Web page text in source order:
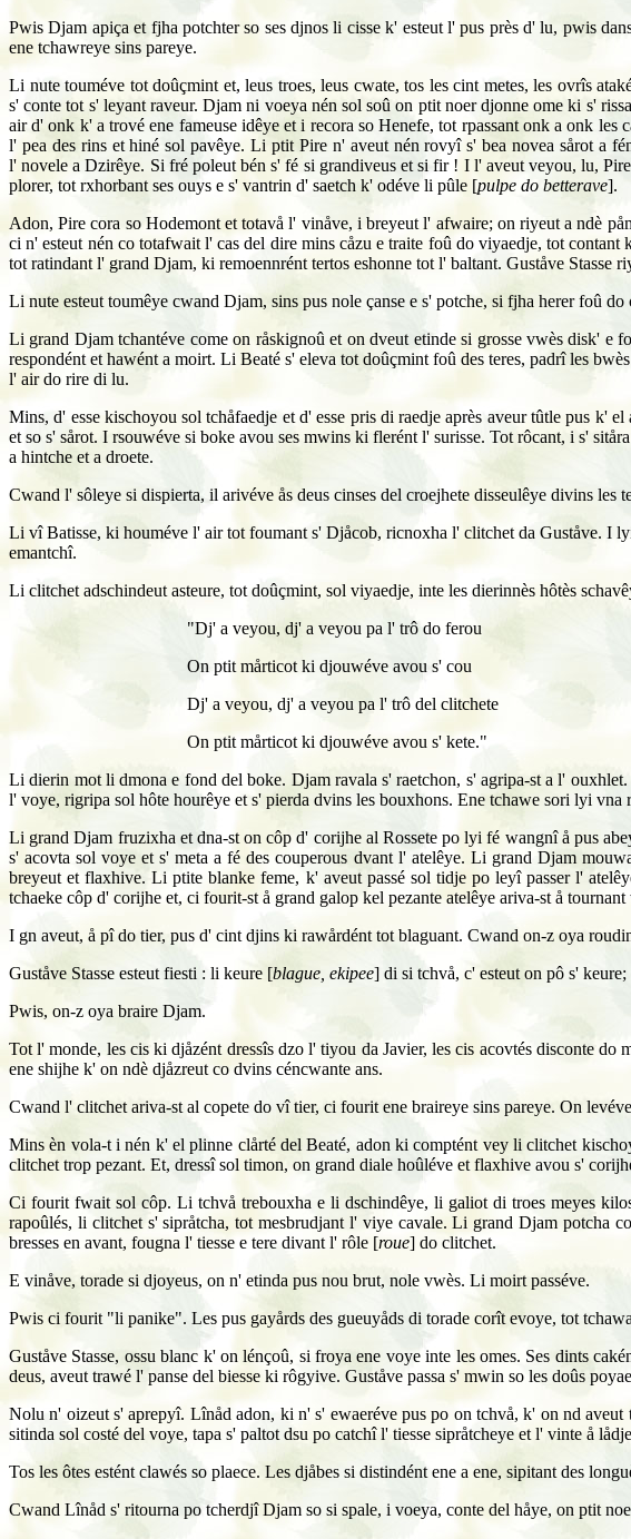
Pwis Djam apiça et fjha potchter so ses djnos li cisse k' esteut l' pus près d' lu, pwis
ene tchawreye sins pareye.
Li nute touméve tot doûçmint et, leus troes, leus cwate, tos les cint metes, les ovrîs
s' conte tot s' leyant raveur. Djam ni voeya nén sol soû on ptit noer djonne ome ki s'
air d' onk k' a trové ene fameuse idêye et i recora so Henefe, tot rpassant onk a onk
l' pea des rins et hiné sol pavêye. Li ptit Pire n' aveut nén rovyî s' bea novea sårot a
l' novele a Dzirêye. Si fré poleut bén s' fé si grandiveus et si fir ! I l' aveut veyou, lu,
plorer, tot rxhorbant ses ouys e s' vantrin d' saetch k' odéve li pûle [pulpe do betterave].
Adon, Pire cora so Hodemont et totavå l' vinåve, i breyeut l' afwaire; on riyeut a ndè
ci n' esteut nén co totafwait l' cas del dire mins cåzu e traite foû do viyaedje, tot
tot ratindant l' grand Djam, ki remoennrént tertos eshonne tot l' baltant. Guståve Stasse
Li nute esteut toumêye cwand Djam, sins pus nole çanse e s' potche, si fjha herer foû
Li grand Djam tchantéve come on råskignoû et on dveut etinde si grosse vwès disk' e
respondént et hawént a moirt. Li Beaté s' eleva tot doûçmint foû des teres, padrî les
l' air do rire di lu.
Mins, d' esse kischoyou sol tchåfaedje et d' esse pris di raedje après aveur tûtle pus k'
et so s' sårot. I rsouwéve si boke avou ses mwins ki flerént l' surisse. Tot rôcant, i s'
a hintche et a droete.
Cwand l' sôleye si dispierta, il arivéve ås deus cinses del croejhete disseulêye divins les
Li vî Batisse, ki houméve l' air tot foumant s' Djåcob, ricnoxha l' clitchet da Guståve. I
emantchî.
Li clitchet adschindeut asteure, tot doûçmint, sol viyaedje, inte les dierinnès hôtès
"Dj' a veyou, dj' a veyou pa l' trô do ferou
On ptit mårticot ki djouwéve avou s' cou
Dj' a veyou, dj' a veyou pa l' trô del clitchete
On ptit mårticot ki djouwéve avou s' kete."
Li dierin mot li dmona e fond del boke. Djam ravala s' raetchon, s' agripa-st a l'
l' voye, rigripa sol hôte hourêye et s' pierda dvins les bouxhons. Ene tchawe sori lyi
Li grand Djam fruzixha et dna-st on côp d' corijhe al Rossete po lyi fé wangnî å pus
s' acovta sol voye et s' meta a fé des couperous dvant l' atelêye. Li grand Djam
breyeut et flaxhive. Li ptite blanke feme, k' aveut passé sol tidje po leyî passer l'
tchaeke côp d' corijhe et, ci fourit-st å grand galop kel pezante atelêye ariva-st å
I gn aveut, å pî do tier, pus d' cint djins ki rawårdént tot blaguant. Cwand on-z oya
Guståve Stasse esteut fiesti : li keure [blague, ekipee] di si tchvå, c' esteut on pô s'
Pwis, on-z oya braire Djam.
Tot l' monde, les cis ki djåzént dressîs dzo l' tiyou da Javier, les cis acovtés disconte
ene shijhe k' on ndè djåzreut co dvins céncwante ans.
Cwand l' clitchet ariva-st al copete do vî tier, ci fourit ene braireye sins pareye. On
Mins èn vola-t i nén k' el plinne clårté del Beaté, adon ki comptént vey li clitchet
clitchet trop pezant. Et, dressî sol timon, on grand diale hoûléve et flaxhive avou s'
Ci fourit fwait sol côp. Li tchvå trebouxha e li dschindêye, li galiot di troes meyes
rapoûlés, li clitchet s' sipråtcha, tot mesbrudjant l' viye cavale. Li grand Djam
bresses en avant, fougna l' tiesse e tere divant l' rôle [roue] do clitchet.
E vinåve, torade si djoyeus, on n' etinda pus nou brut, nole vwès. Li moirt passéve.
Pwis ci fourit "li panike". Les pus gayårds des gueuyåds di torade corît evoye, tot
Guståve Stasse, ossu blanc k' on lénçoû, si froya ene voye inte les omes. Ses dints
deus, aveut trawé l' panse del biesse ki rôgyive. Guståve passa s' mwin so les doûs
Nolu n' oizeut s' aprepyî. Lînåd adon, ki n' s' ewaeréve pus po on tchvå, k' on nd
sitinda sol costé del voye, tapa s' paltot dsu po catchî l' tiesse sipråtcheye et l' vinte å
Tos les ôtes estént clawés so plaece. Les djåbes si distindént ene a ene, sipitant des
Cwand Lînåd s' ritourna po tcherdjî Djam so si spale, i voeya, conte del håye, on ptit